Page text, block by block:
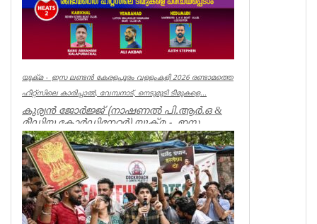
യുക്മ - ഇസ ലണ്ടൻ കേരളപൂരം വളളംകളി 2026 രണ്ടാമത്തെ
ഹീറ്റ്സിലെ കാരിച്ചാൽ, വേമ്പനാട്, നെടുമുടി ടീമുകളെ...
കുര്യൻ ജോർജ്ജ് (നാഷണൽ പി.ആർ.ഒ &
മീഡിയ കോർഡിനേറ്റർ) യുക്മ - ഇസ
ലണ്ടൻ കേരളപൂരം വ...
Associations